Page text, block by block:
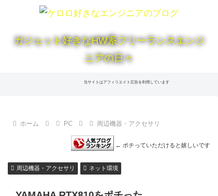
ガジェット好きなHW系フリーランスエンジ
ニアの日々
当サイトはアフィリエイト広告を利用しています
ホーム PC 周辺機器・アクセサリ
← ポチっていただけると嬉しいです
周辺機器・アクセサリ ネット環境